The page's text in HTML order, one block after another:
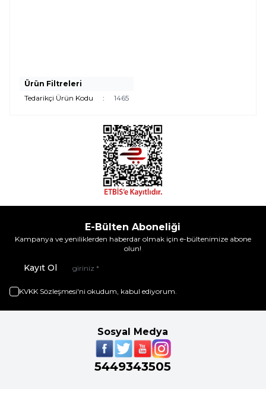
Ürün Filtreleri
Tedarikçi Ürün Kodu
: 1465
E-Bülten Aboneliği
Kampanya ve yeniliklerden haberdar olmak için e-bültenimize abone
olun!
Kayıt Ol
KVKK Sözleşmesi'ni okudum, kabul ediyorum.
Sosyal Medya
5449343505